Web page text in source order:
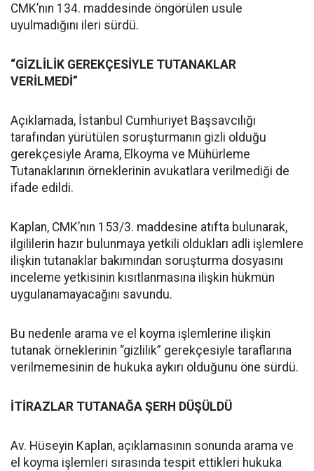
CMK’nın 134. maddesinde öngörülen usule
uyulmadığını ileri sürdü.
“GİZLİLİK GEREKÇESİYLE TUTANAKLAR
VERİLMEDİ”
Açıklamada, İstanbul Cumhuriyet Başsavcılığı
tarafından yürütülen soruşturmanın gizli olduğu
gerekçesiyle Arama, Elkoyma ve Mühürleme
Tutanaklarının örneklerinin avukatlara verilmediği de
ifade edildi.
Kaplan, CMK’nın 153/3. maddesine atıfta bulunarak,
ilgililerin hazır bulunmaya yetkili oldukları adli işlemlere
ilişkin tutanaklar bakımından soruşturma dosyasını
inceleme yetkisinin kısıtlanmasına ilişkin hükmün
uygulanamayacağını savundu.
Bu nedenle arama ve el koyma işlemlerine ilişkin
tutanak örneklerinin “gizlilik” gerekçesiyle taraflarına
verilmemesinin de hukuka aykırı olduğunu öne sürdü.
İTİRAZLAR TUTANAĞA ŞERH DÜŞÜLDÜ
Av. Hüseyin Kaplan, açıklamasının sonunda arama ve
el koyma işlemleri sırasında tespit ettikleri hukuka